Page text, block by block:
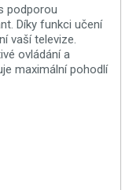
podporou
Díky funkci učení
vaší televize.
ovládání a
maximální pohodlí